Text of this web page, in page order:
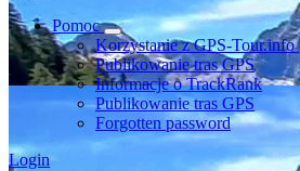
Pomoc
Korzystanie z GPS-Tour.info
Publikowanie tras GPS
Informacje o TrackRank
Publikowanie tras GPS
Forgotten password
Login